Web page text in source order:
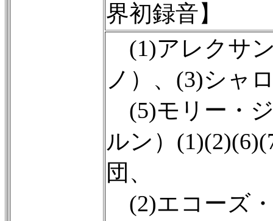
界初録音】
(1)アレクサ
ノ）、(3)シャ
(5)モリー・
ルン）
団、
(2)エコーズ